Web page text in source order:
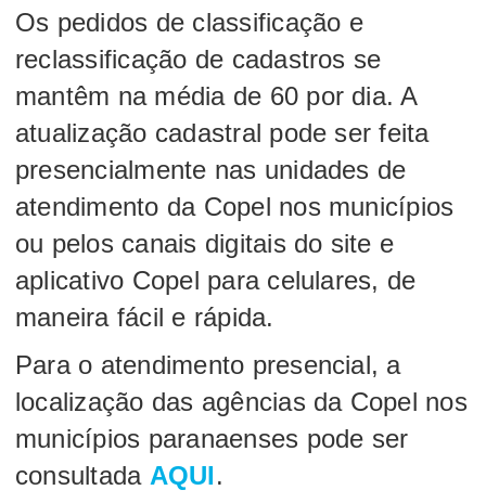
Os pedidos de classificação e
reclassificação de cadastros se
mantêm na média de 60 por dia. A
atualização cadastral pode ser feita
presencialmente nas unidades de
atendimento da Copel nos municípios
ou pelos canais digitais do site e
aplicativo Copel para celulares, de
maneira fácil e rápida.
Para o atendimento presencial, a
localização das agências da Copel nos
municípios paranaenses pode ser
consultada AQUI.